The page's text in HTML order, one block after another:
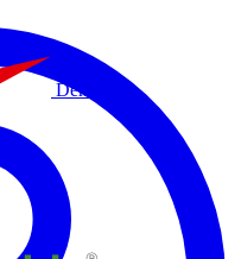
Dehn